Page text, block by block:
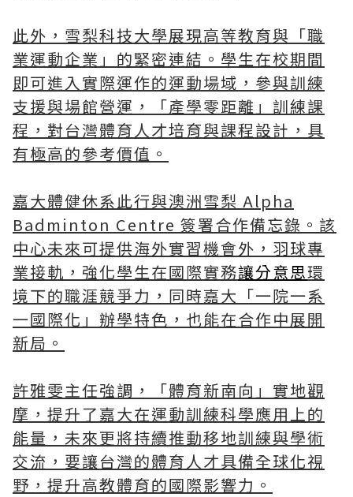
此外，雪梨科技大學展現高等教育與「職
業運動企業」的緊密連結。學生在校期間
即可進入實際運作的運動場域，參與訓練
支援與場館營運，「產學零距離」訓練課
程，對台灣體育人才培育與課程設計，具
有極高的參考價值。
嘉大體健休系此行與澳洲雪梨 Alpha
Badminton Centre 簽署合作備忘錄。該
中心未來可提供海外實習機會外，羽球專
業接軌，強化學生在國際實務讓分意思環
境下的職涯競爭力，同時嘉大「一院一系
一國際化」辦學特色，也能在合作中展開
新局。
許雅雯主任強調，「體育新南向」實地觀
摩，提升了嘉大在運動訓練科學應用上的
能量，未來更將持續推動移地訓練與學術
交流，要讓台灣的體育人才具備全球化視
野，提升高教體育的國際影響力。